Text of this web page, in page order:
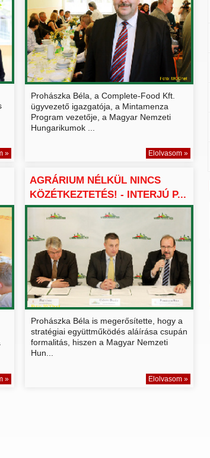
»
Prohászka Béla, a Complete-Food Kft.
ügyvezető igazgatója, a Mintamenza
Program vezetője, a Magyar Nemzeti
Hungarikumok ...
Elolvasom »
»
AGRÁRIUM NÉLKÜL NINCS
KÖZÉTKEZTETÉS! - INTERJÚ P...
Prohászka Béla is megerősítette, hogy a
stratégiai együttműködés aláírása csupán
formalitás, hiszen a Magyar Nemzeti
Hun...
Elolvasom »